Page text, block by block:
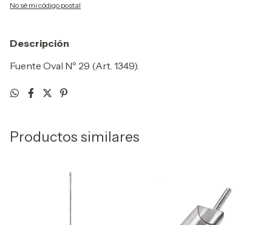
No sé mi código postal
Descripción
Fuente Oval Nº 29 (Art. 1349).
Productos similares